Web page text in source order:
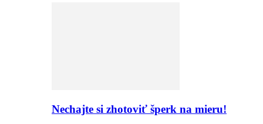
Nechajte si zhotoviť šperk na mieru!